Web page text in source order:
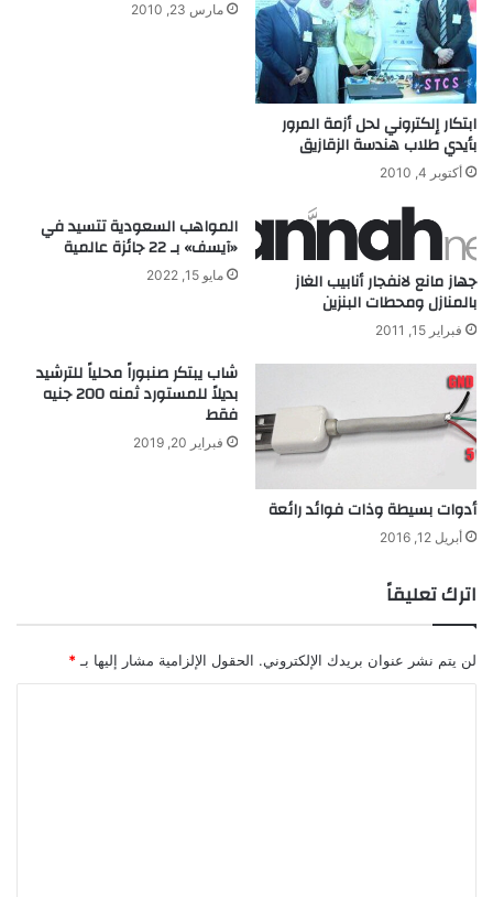
ئ
م
ة
ل
ا
ت
س
ي
ب
ل
ل
ر
ج
م
ة
ابتكار إلكتروني لحل أزمة المرور
بأيدي طلاب هندسة الزقازيق
أكتوبر 4, 2010
مارس 23, 2010
جهاز مانع لانفجار أنابيب الغاز
بالمنازل ومحطات البنزين
فبراير 15, 2011
المواهب السعودية تتسيد في
«آيسف» بـ 22 جائزة عالمية
مايو 15, 2022
أدوات بسيطة وذات فوائد رائعة
أبريل 12, 2016
شاب يبتكر صنبوراً محلياً للترشيد
بديلاً للمستورد ثمنه 200 جنيه
فقط
فبراير 20, 2019
اترك تعليقاً
لن يتم نشر عنوان بريدك الإلكتروني. الحقول الإلزامية مشار إليها بـ *